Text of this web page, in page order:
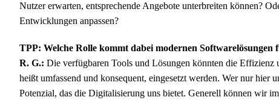
Nutzer erwarten, entsprechende Angebote unterbreiten können?
Entwicklungen anpassen?
TPP: Welche Rolle kommt dabei modernen
R. G.: Die verfügbaren Tools und Lösungen könnten die
heißt umfassend und konsequent, eingesetzt werden. Wer nur hier
Potenzial, das die Digitalisierung uns bietet. Generell können wir